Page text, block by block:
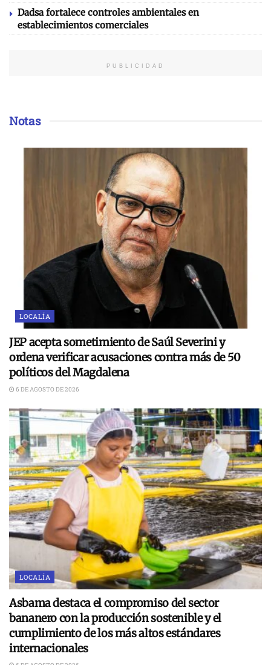
Dadsa fortalece controles ambientales en
establecimientos comerciales
PUBLICIDAD
Notas
LOCALÍA
JEP acepta sometimiento de Saúl Severini y
ordena verificar acusaciones contra más de 50
políticos del Magdalena
6 DE AGOSTO DE 2026
LOCALÍA
Asbama destaca el compromiso del sector
bananero con la producción sostenible y el
cumplimiento de los más altos estándares
internacionales